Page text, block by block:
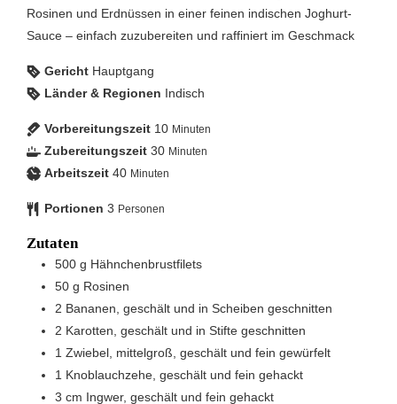
Rosinen und Erdnüssen in einer feinen indischen Joghurt-
Sauce – einfach zuzubereiten und raffiniert im Geschmack
Gericht Hauptgang
Länder & Regionen Indisch
Vorbereitungszeit 10 Minuten
Zubereitungszeit 30 Minuten
Arbeitszeit 40 Minuten
Portionen 3 Personen
Zutaten
500 g Hähnchenbrustfilets
50 g Rosinen
2 Bananen, geschält und in Scheiben geschnitten
2 Karotten, geschält und in Stifte geschnitten
1 Zwiebel, mittelgroß, geschält und fein gewürfelt
1 Knoblauchzehe, geschält und fein gehackt
3 cm Ingwer, geschält und fein gehackt